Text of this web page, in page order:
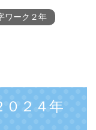
ワーク２年
２４年